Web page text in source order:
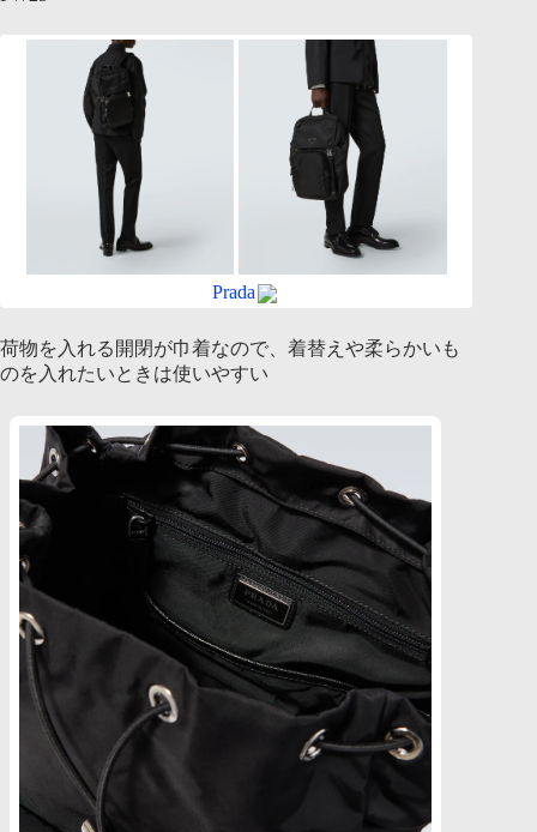
Prada
荷物を入れる開閉が巾着なので、着替えや柔らかいも
のを入れたいときは使いやすい